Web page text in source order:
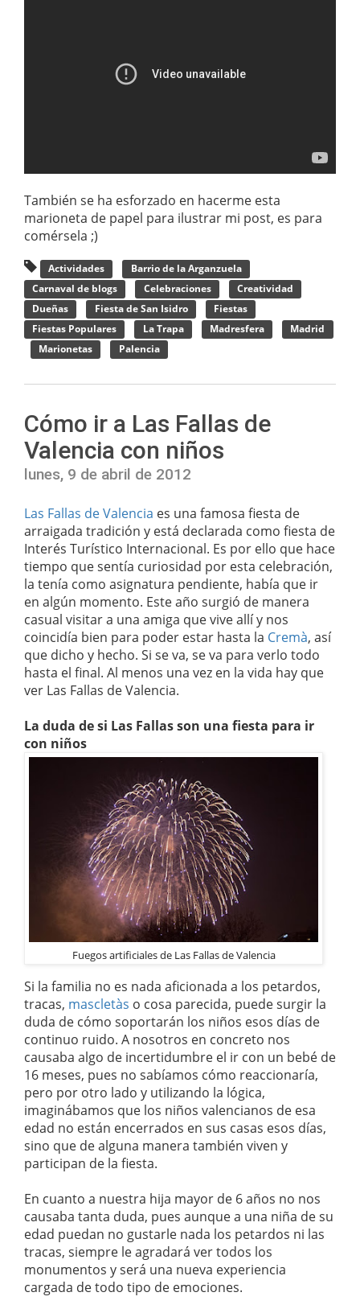
También se ha esforzado en hacerme esta
marioneta de papel para ilustrar mi post, es para
comérsela ;)
Actividades
Barrio de la Arganzuela
Carnaval de blogs
Celebraciones
Creatividad
Dueñas
Fiesta de San Isidro
Fiestas
Fiestas Populares
La Trapa Madresfera
Madrid
Marionetas
Palencia
Cómo ir a Las Fallas de
Valencia con niños
lunes, 9 de abril de 2012
Las Fallas de Valencia es una famosa fiesta de
arraigada tradición y está declarada como fiesta de
Interés Turístico Internacional. Es por ello que hace
tiempo que sentía curiosidad por esta celebración,
la tenía como asignatura pendiente, había que ir
en algún momento. Este año surgió de manera
casual visitar a una amiga que vive allí y nos
coincidía bien para poder estar hasta la Cremà, así
que dicho y hecho. Si se va, se va para verlo todo
hasta el final. Al menos una vez en la vida hay que
ver Las Fallas de Valencia.
La duda de si Las Fallas son una fiesta para ir
con niños
Fuegos artificiales de Las Fallas de Valencia
Si la familia no es nada aficionada a los petardos,
tracas, mascletàs o cosa parecida, puede surgir la
duda de cómo soportarán los niños esos días de
continuo ruido. A nosotros en concreto nos
causaba algo de incertidumbre el ir con un bebé de
16 meses, pues no sabíamos cómo reaccionaría,
pero por otro lado y utilizando la lógica,
imaginábamos que los niños valencianos de esa
edad no están encerrados en sus casas esos días,
sino que de alguna manera también viven y
participan de la fiesta.
En cuanto a nuestra hija mayor de 6 años no nos
causaba tanta duda, pues aunque a una niña de su
edad puedan no gustarle nada los petardos ni las
tracas, siempre le agradará ver todos los
monumentos y será una nueva experiencia
cargada de todo tipo de emociones.